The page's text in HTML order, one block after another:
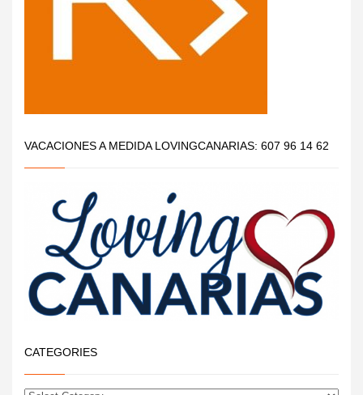
VACACIONES A MEDIDA LOVINGCANARIAS: 607 96 14 62
CATEGORIES